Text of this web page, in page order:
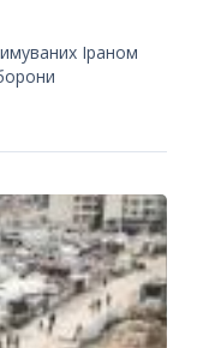
Іраном